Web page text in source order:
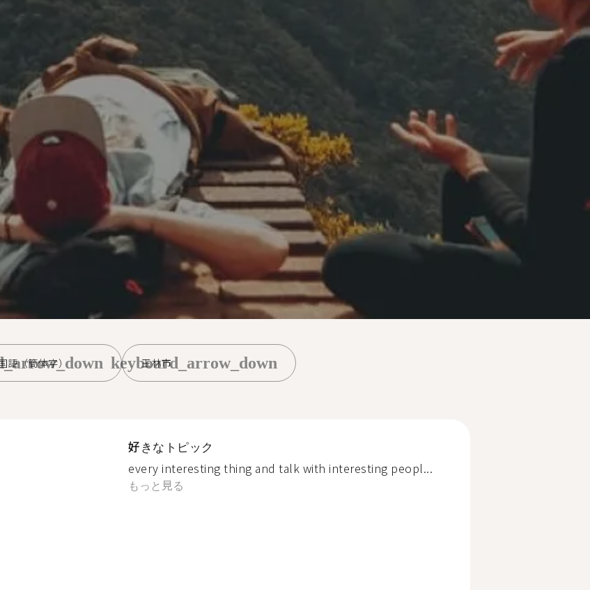
語（簡体字） 玉林市
keyboard_arrow_down
好きなトピック
every interesting thing and talk with interesting peopl...
もっと見る